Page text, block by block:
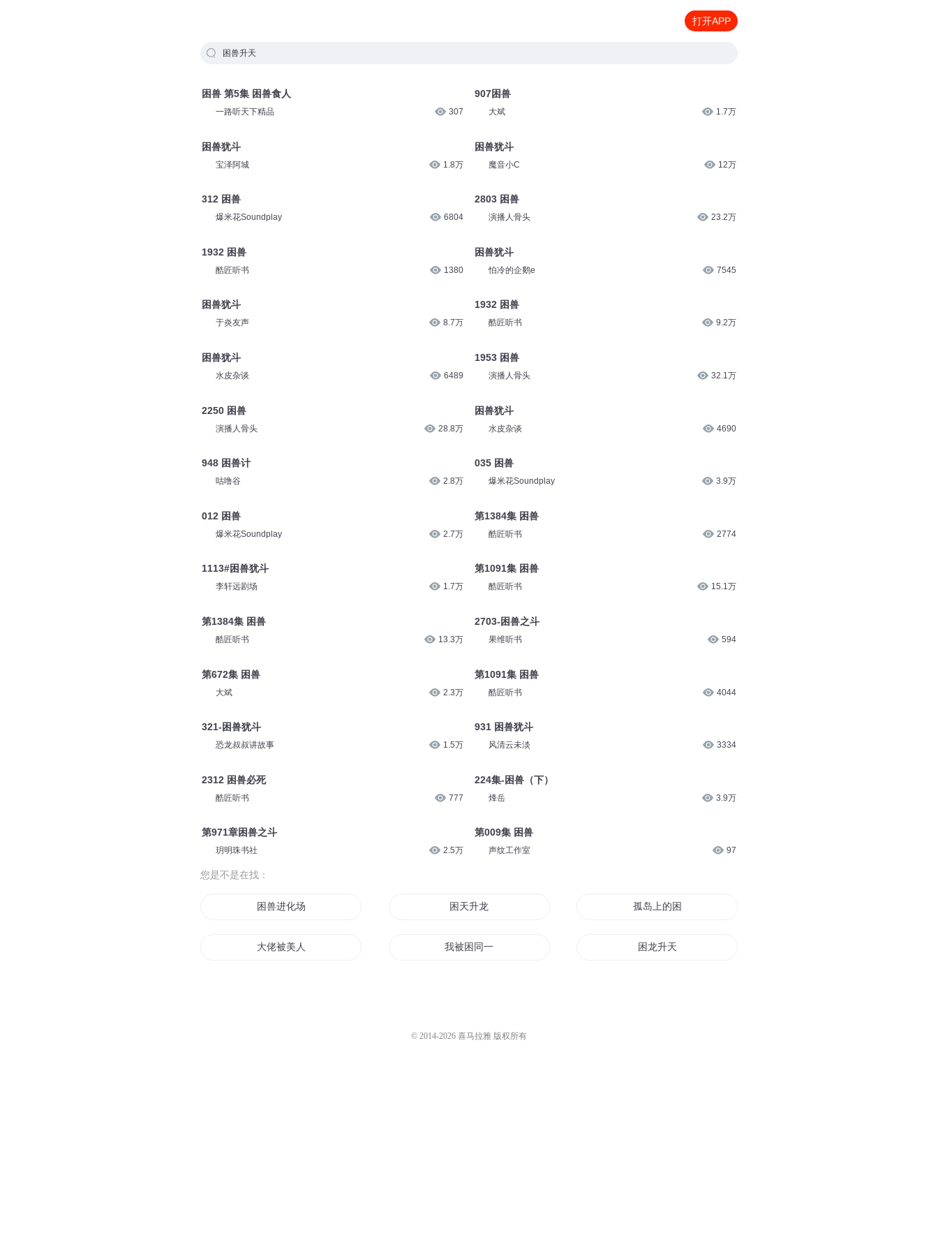
打开APP
困兽升天
困兽 第5集 困兽食人
一路听天下精品 307
困兽犹斗
宝泽阿城 1.8万
312 困兽
爆米花Soundplay 6804
1932 困兽
酷匠听书 1380
困兽犹斗
于炎友声 8.7万
困兽犹斗
水皮杂谈 6489
2250 困兽
演播人骨头 28.8万
948 困兽计
咕噜谷 2.8万
012 困兽
爆米花Soundplay 2.7万
1113#困兽犹斗
李轩远剧场 1.7万
第1384集 困兽
酷匠听书 13.3万
第672集 困兽
大斌 2.3万
321-困兽犹斗
恐龙叔叔讲故事 1.5万
2312 困兽必死
酷匠听书 777
第971章困兽之斗
玥明珠书社 2.5万
907困兽
大斌 1.7万
困兽犹斗
魔音小C 12万
2803 困兽
演播人骨头 23.2万
困兽犹斗
怕冷的企鹅e 7545
1932 困兽
酷匠听书 9.2万
1953 困兽
演播人骨头 32.1万
困兽犹斗
水皮杂谈 4690
035 困兽
爆米花Soundplay 3.9万
第1384集 困兽
酷匠听书 2774
第1091集 困兽
酷匠听书 15.1万
2703-困兽之斗
果维听书 594
第1091集 困兽
酷匠听书 4044
931 困兽犹斗
风清云未淡 3334
224集-困兽（下）
烽岳 3.9万
第009集 困兽
声纹工作室 97
您是不是在找：
困兽进化场 困天升龙 孤岛上的困兽
大佬被美人所困 我被困同一天三千年 困龙升天
© 2014-2026 喜马拉雅 版权所有